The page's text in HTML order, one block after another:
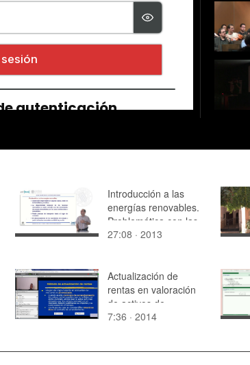
Introducción a las
energías renovables.
Problemática con las
energías renovables:
27:08 · 2013
Actualización de
rentas en valoración
de activos de
mercado. Caso 4
7:36 · 2014